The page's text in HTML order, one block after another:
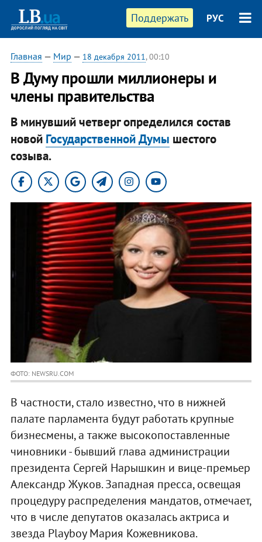
Поддержать РУС
Главная — Мир — 18 декабря 2011, 00:10
В Думу прошли миллионеры и
члены правительства
В минувший четверг определился состав
новой Государственной Думы шестого
созыва.
ФОТО: NEWSRU.COM
В частности, стало известно, что в нижней
палате парламента будут работать крупные
бизнесмены, а также высокопоставленные
чиновники - бывший глава администрации
президента Сергей Нарышкин и вице-премьер
Александр Жуков. Западная пресса, освещая
процедуру распределения мандатов, отмечает,
что в числе депутатов оказалась актриса и
звезда Playboy Мария Кожевникова.